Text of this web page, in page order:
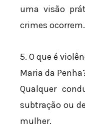
uma visão
crimes ocorrem.
5. O que é
Maria da
Qualquer
subtração ou
mulher.